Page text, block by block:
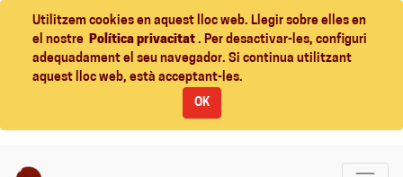
Utilitzem cookies en aquest lloc web. Llegir sobre elles en
el nostre Política privacitat . Per desactivar-les, configuri
adequadament el seu navegador. Si continua utilitzant
aquest lloc web, està acceptant-les.
OK